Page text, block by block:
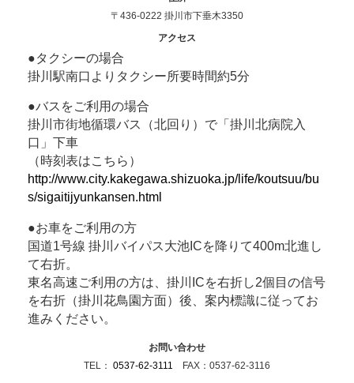
〒436-0222 掛川市下垂木3350
アクセス
●タクシーの場合
掛川駅南口よりタクシー所要時間約5分
●バスをご利用の場合
掛川市街地循環バス（北回り）で「掛川北病院入
口」下車
（時刻表はこちら）
http://www.city.kakegawa.shizuoka.jp/life/koutsuu/bu
s/sigaitijyunkansen.html
●お車をご利用の方
国道1号線 掛川バイパス大池ICを降りて400m北進し
て右折。
東名高速ご利用の方は、掛川ICを右折し2個目の信号
を右折（掛川花鳥園方面）後、案内標識に従ってお
進みください。
お問い合わせ
TEL： 0537-62-3111 FAX：0537-62-3116